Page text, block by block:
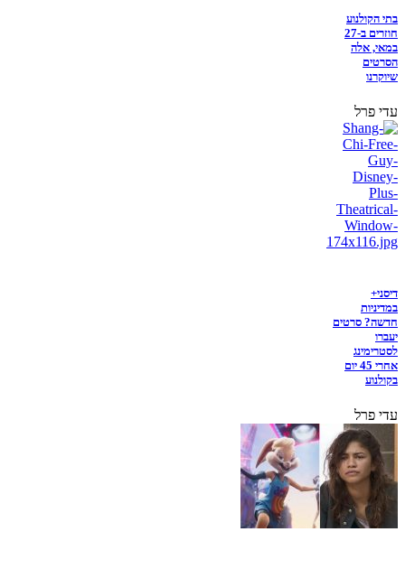
בתי הקולנוע
חוזרים ב-27
במאי, אלה
הסרטים
שיוקרנו
עדי פרל
דיסני+
במדיניות
חדשה? סרטים
יעברו
לסטרימינג
אחרי 45 יום
בקולנוע
עדי פרל